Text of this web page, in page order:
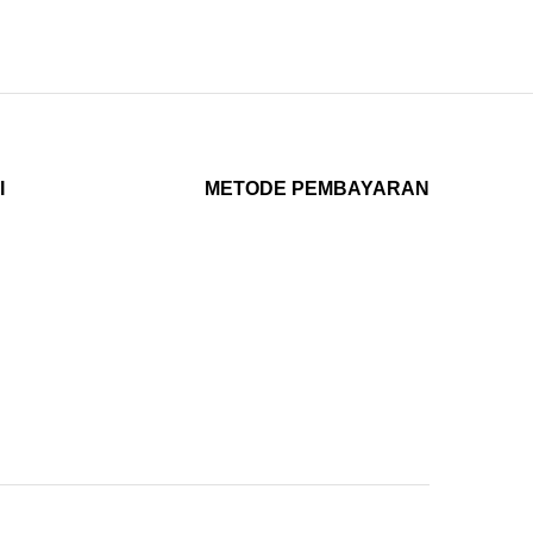
METODE PEMBAYARAN